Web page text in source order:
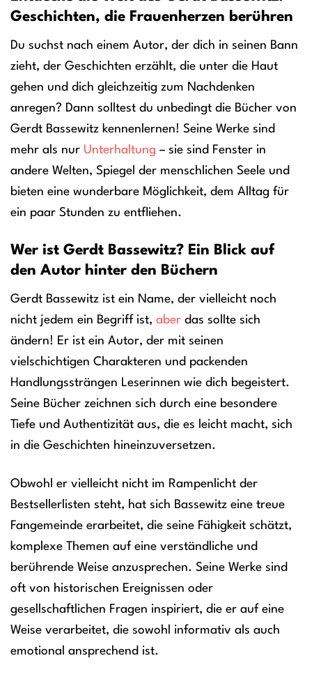
Geschichten, die Frauenherzen berühren
Du suchst nach einem Autor, der dich in seinen Bann
zieht, der Geschichten erzählt, die unter die Haut
gehen und dich gleichzeitig zum Nachdenken
anregen? Dann solltest du unbedingt die Bücher von
Gerdt Bassewitz kennenlernen! Seine Werke sind
mehr als nur Unterhaltung – sie sind Fenster in
andere Welten, Spiegel der menschlichen Seele und
bieten eine wunderbare Möglichkeit, dem Alltag für
ein paar Stunden zu entfliehen.
Wer ist Gerdt Bassewitz? Ein Blick auf
den Autor hinter den Büchern
Gerdt Bassewitz ist ein Name, der vielleicht noch
nicht jedem ein Begriff ist, aber das sollte sich
ändern! Er ist ein Autor, der mit seinen
vielschichtigen Charakteren und packenden
Handlungssträngen Leserinnen wie dich begeistert.
Seine Bücher zeichnen sich durch eine besondere
Tiefe und Authentizität aus, die es leicht macht, sich
in die Geschichten hineinzuversetzen.
Obwohl er vielleicht nicht im Rampenlicht der
Bestsellerlisten steht, hat sich Bassewitz eine treue
Fangemeinde erarbeitet, die seine Fähigkeit schätzt,
komplexe Themen auf eine verständliche und
berührende Weise anzusprechen. Seine Werke sind
oft von historischen Ereignissen oder
gesellschaftlichen Fragen inspiriert, die er auf eine
Weise verarbeitet, die sowohl informativ als auch
emotional ansprechend ist.